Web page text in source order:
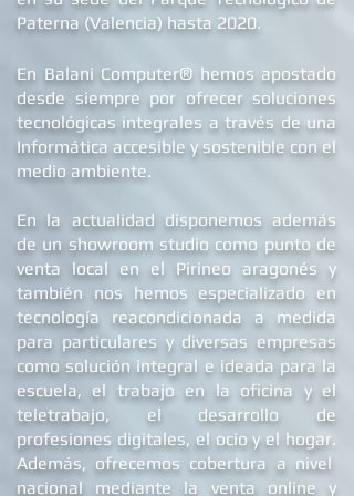
SYSTEM
2 x DDR4 DIMM
AMD RYZEN 5/7/9
(compatibles con
socket AM4 y A520
mATX/ mITX
S.O INCLUIDO Windows 11 (de serie)
SOFTWARE
EXTRA
Antivirus gratuito
LibreOffice
Steam
Lector de PDF
Google Chrome
Descompresor
Reproductor VLC
por la garantía limitada, la reparación o
solución no tendrá ningún coste pero en
caso contrario, nuestro equipo enviará un
presupuesto al cliente para que pueda tomar
una decisión. En el presupuesto aparecerán
los gastos relativos a la posible reparación,
generados. Si el cliente opta por no reparar,
los gastos de envío generados deberán ser
abonados para poder recibir su PC de vuelta.
Por último, debemos aclarar que si la
distancia fuera un problema para el cliente,
nuestro equipo valoraría de antemano la
incidencia de modo telemático e intentando
ofrecer una solución lo más práctica y
sencilla para el cliente.
Paterna (Valencia) hasta 2020.
En Balani Computer® hemos apostado
desde siempre por ofrecer soluciones
tecnológicas integrales a través de una
Informática accesible y sostenible con el
medio ambiente.
En la actualidad disponemos además
de un showroom studio como punto de
venta local en el Pirineo aragonés y
también nos hemos especializado en
tecnología reacondicionada a medida
para particulares y diversas empresas
como solución integral e ideada para la
escuela, el trabajo en la oficina y el
teletrabajo, el desarrollo de
profesiones digitales, el ocio y el hogar.
Además, ofrecemos cobertura a nivel
nacional mediante la venta online y